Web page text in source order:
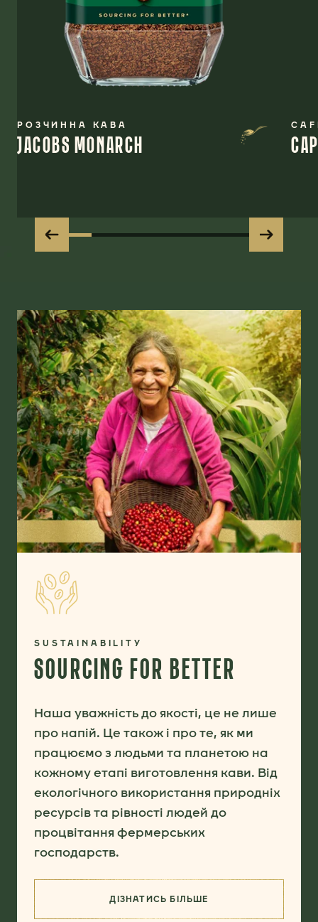
РОЗЧИННА КАВА
JACOBS MONARCH
SUSTAINABILITY
SOURCING FOR BETTER
Наша уважність до якості, це не лише
про напій. Це також і про те, як ми
працюємо з людьми та планетою на
кожному етапі виготовлення кави. Від
екологічного використання природніх
ресурсів та рівності людей до
процвітання фермерських
господарств.
ДІЗНАТИСЬ БІЛЬШЕ